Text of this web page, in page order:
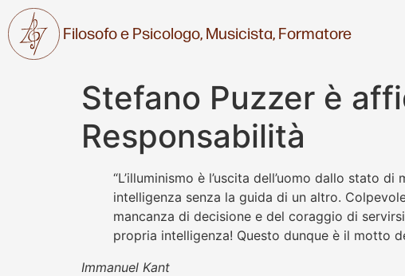
Filosofo e Psicologo,Musicista,Formatore
Stefano Puzzer è
Responsabilità
“L’illuminismo è l’uscita dell’uomo dallo stato
intelligenza senza la guida di un altro.
mancanza di decisione e del coraggio di
propria intelligenza! Questo dunque è il motto
Immanuel Kant